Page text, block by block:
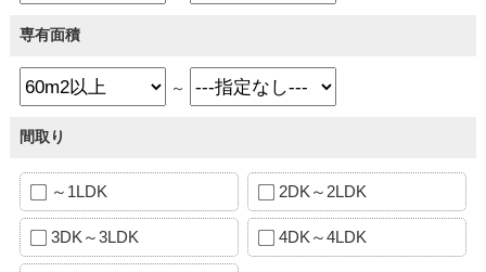
専有面積
～
間取り
～1LDK 2DK～2LDK
3DK～3LDK 4DK～4LDK